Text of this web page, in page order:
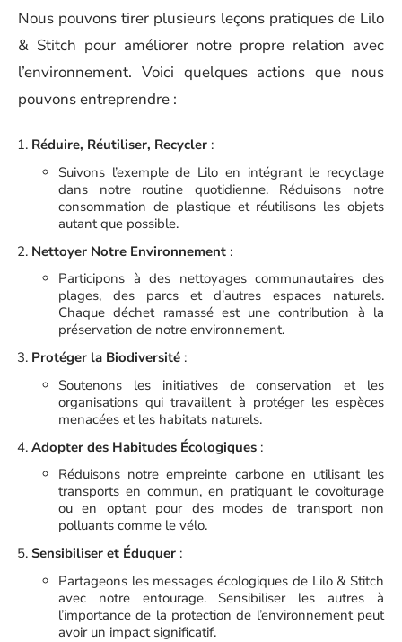
Nous pouvons tirer plusieurs leçons pratiques de Lilo
& Stitch pour améliorer notre propre relation avec
l’environnement. Voici quelques actions que nous
pouvons entreprendre :
Réduire, Réutiliser, Recycler :
Suivons l’exemple de Lilo en intégrant le recyclage
dans notre routine quotidienne. Réduisons notre
consommation de plastique et réutilisons les objets
autant que possible.
Nettoyer Notre Environnement :
Participons à des nettoyages communautaires des
plages, des parcs et d’autres espaces naturels.
Chaque déchet ramassé est une contribution à la
préservation de notre environnement.
Protéger la Biodiversité :
Soutenons les initiatives de conservation et les
organisations qui travaillent à protéger les espèces
menacées et les habitats naturels.
Adopter des Habitudes Écologiques :
Réduisons notre empreinte carbone en utilisant les
transports en commun, en pratiquant le covoiturage
ou en optant pour des modes de transport non
polluants comme le vélo.
Sensibiliser et Éduquer :
Partageons les messages écologiques de Lilo & Stitch
avec notre entourage. Sensibiliser les autres à
l’importance de la protection de l’environnement peut
avoir un impact significatif.